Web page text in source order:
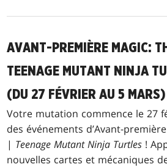
AVANT-PREMIÈRE MAGIC:
TEENAGE MUTANT NINJA
(DU 27 FÉVRIER AU 5 MARS)
Votre mutation commence le 27
des événements d’Avant-
| Teenage Mutant Ninja Turtles !
nouvelles cartes et mécaniques